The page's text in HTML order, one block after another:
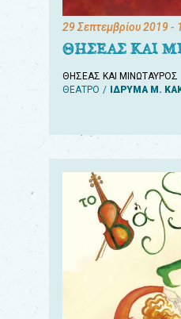
29 Σεπτεμβρίου 2019-
ΘΗΣΕΑΣ ΚΑΙ
ΘΗΣΕΑΣ ΚΑΙ ΜΙΝΩΤΑΥΡΟΣ
ΘΕΑΤΡΟ
ΙΔΡΥΜΑ Μ.